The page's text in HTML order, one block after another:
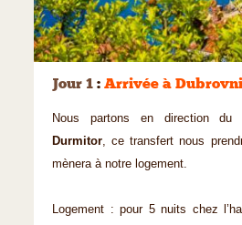
Jour 1 : Arrivée à
Nous partons en direction du
Durmitor, ce transfert nous
mènera à notre logement.
Logement : pour 5 nuits chez